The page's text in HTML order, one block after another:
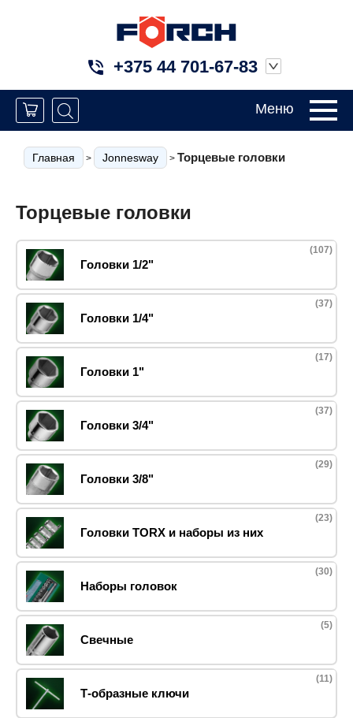
+375 44 701-67-83
Меню
Главная > Jonnesway > Торцевые головки
Торцевые головки
Головки 1/2"
(107)
Головки 1/4"
(37)
Головки 1"
(17)
Головки 3/4"
(37)
Головки 3/8"
(29)
Головки TORX и наборы из них
(23)
Наборы головок
(30)
Свечные
(5)
Т-образные ключи
(11)